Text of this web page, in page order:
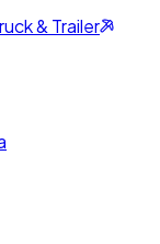
& Trailer